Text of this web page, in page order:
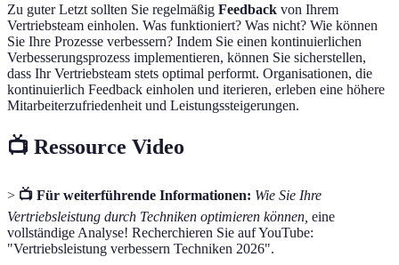
Zu guter Letzt sollten Sie regelmäßig Feedback von Ihrem
Vertriebsteam einholen. Was funktioniert? Was nicht? Wie können
Sie Ihre Prozesse verbessern? Indem Sie einen kontinuierlichen
Verbesserungsprozess implementieren, können Sie sicherstellen,
dass Ihr Vertriebsteam stets optimal performt. Organisationen, die
kontinuierlich Feedback einholen und iterieren, erleben eine höhere
Mitarbeiterzufriedenheit und Leistungssteigerungen.
📺 Ressource Video
> 📺 Für weiterführende Informationen: Wie Sie Ihre
Vertriebsleistung durch Techniken optimieren können, eine
vollständige Analyse! Recherchieren Sie auf YouTube:
"Vertriebsleistung verbessern Techniken 2026".